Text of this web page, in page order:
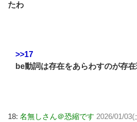
たわ
>>17
be動詞は存在をあらわすのが存
18: 名無しさん＠恐縮です 2026/01/